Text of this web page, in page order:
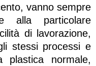
vanno sempre
alla particolare
di lavorazione,
stessi processi e
plastica normale,